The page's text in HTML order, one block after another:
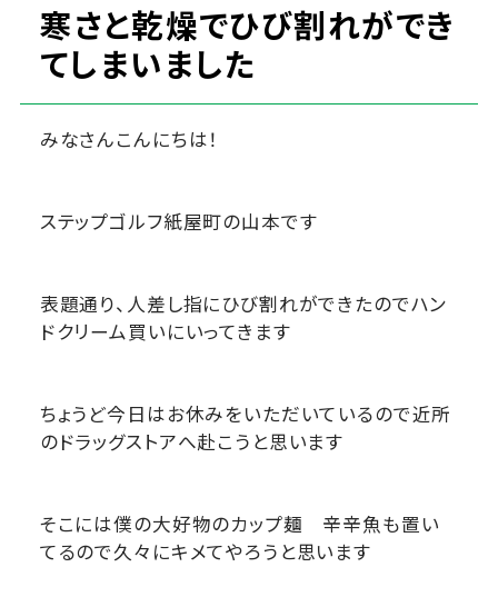
寒さと乾燥でひび割れができ
てしまいました
みなさんこんにちは！
ステップゴルフ紙屋町の山本です
表題通り、人差し指にひび割れができたのでハン
ドクリーム買いにいってきます
ちょうど今日はお休みをいただいているので近所
のドラッグストアへ赴こうと思います
そこには僕の大好物のカップ麺 辛辛魚も置い
てるので久々にキメてやろうと思います